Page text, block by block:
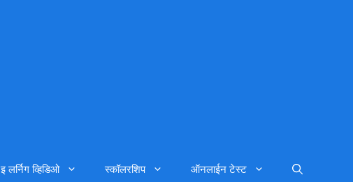
इ लर्निग व्हिडिओ स्कॉलरशिप ऑनलाईन टेस्ट